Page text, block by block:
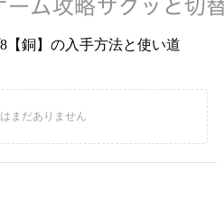
【銅】の入手方法と使い道